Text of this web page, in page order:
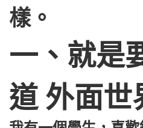
樣。
一、就是
道 外面世